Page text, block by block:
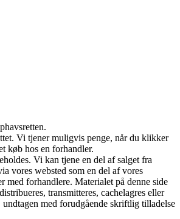
Vi tjener muligvis penge, når du klikker
køb hos en forhandler.
Vi kan tjene en del af salget fra
vores websted som en del af vores
med forhandlere. Materialet på denne side
transmitteres, cachelagres eller
undtagen med forudgående skriftlig tilladelse